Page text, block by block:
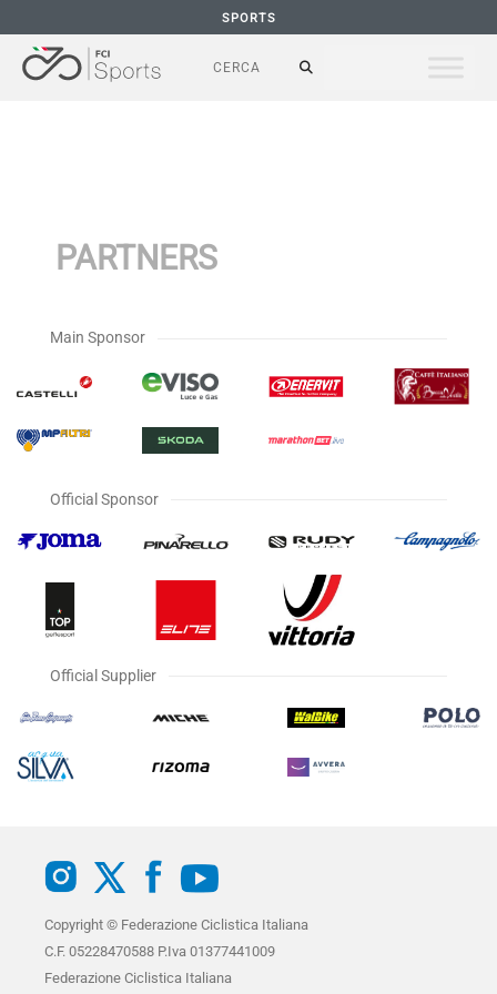
SPORTS
PARTNERS
Main Sponsor
Official Sponsor
Official Supplier
Copyright © Federazione Ciclistica Italiana
C.F. 05228470588 P.Iva 01377441009
Federazione Ciclistica Italiana